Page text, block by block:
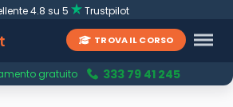
4.8 su 5 Trustpilot
TROVA IL CORSO
gratuito 333 79 41 245